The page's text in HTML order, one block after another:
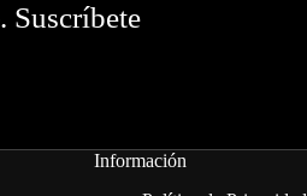
Suscríbete
Información